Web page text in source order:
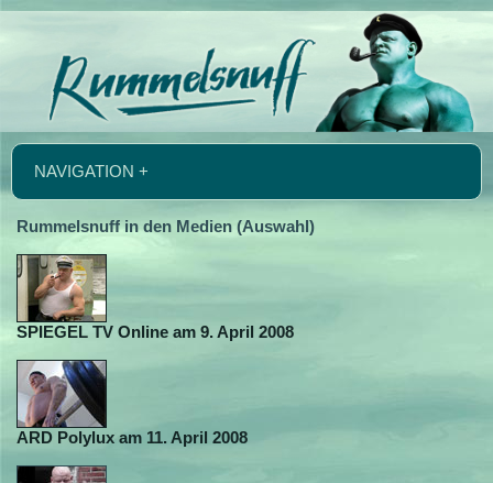
NAVIGATION +
Rummelsnuff in den Medien (Auswahl)
SPIEGEL TV Online am 9. April 2008
ARD Polylux am 11. April 2008